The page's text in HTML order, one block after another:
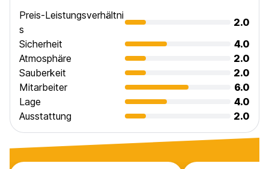
Preis-Leistungsverhältni
s
2.0
Sicherheit
4.0
Atmosphäre
2.0
Sauberkeit
2.0
Mitarbeiter
6.0
Lage
4.0
Ausstattung
2.0